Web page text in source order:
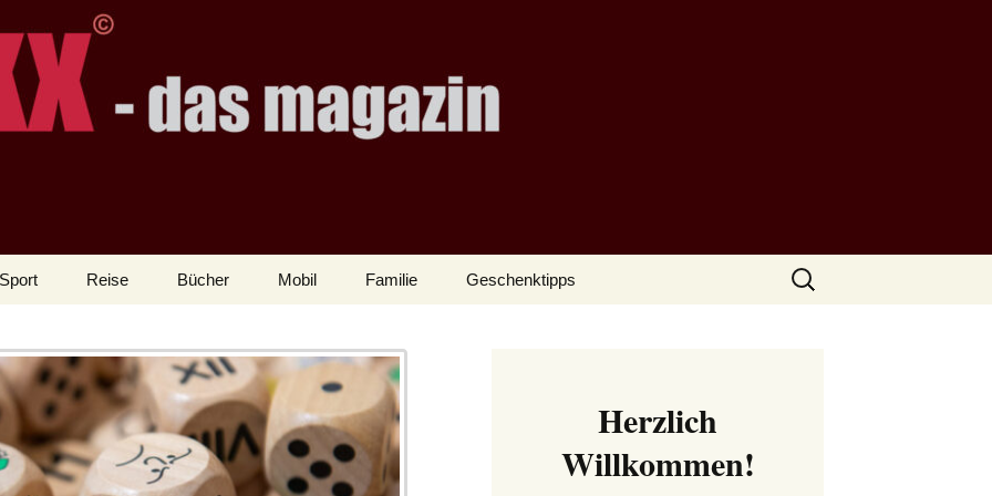
Sport Reise Bücher Mobil Familie Geschenktipps
Suchen
nach:
Herzlich
Willkommen!